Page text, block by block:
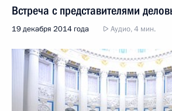
Встреча с представителями
19 декабря 2014 года Аудио, 4 мин.